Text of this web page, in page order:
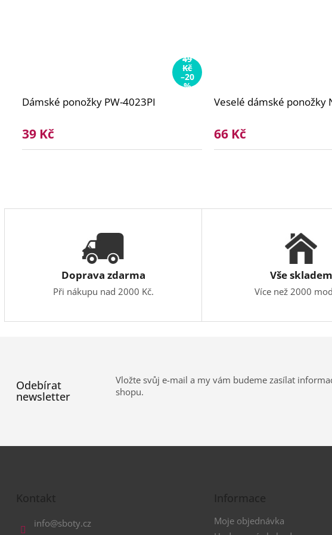
49
Kč
–20
%
Dámské ponožky PW-4023PI
39 Kč
Veselé dámské ponožky
66 Kč
Doprava zdarma
Při nákupu nad 2000 Kč.
Vše skladem
Více než 2000
Odebírat
newsletter
Vložte svůj e-mail a my vám budeme zasílat
shopu.
Kontakt
info@sboty.cz
Informace
Moje objednávka